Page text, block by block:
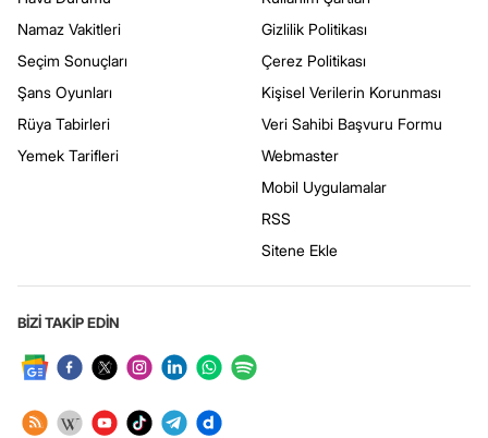
Namaz Vakitleri
Seçim Sonuçları
Şans Oyunları
Rüya Tabirleri
Yemek Tarifleri
Gizlilik Politikası
Çerez Politikası
Kişisel Verilerin Korunması
Veri Sahibi Başvuru Formu
Webmaster
Mobil Uygulamalar
RSS
Sitene Ekle
BİZİ TAKİP EDİN